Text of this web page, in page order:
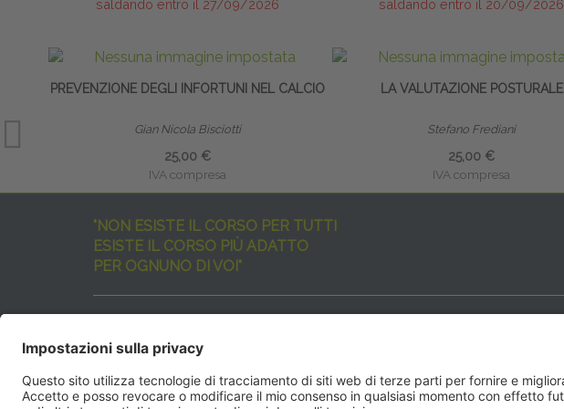
saldando entro il 27/09/2026
saldando entro il 20/09/2026
PREVENZIONE DEGLI INFORTUNI NEL CALCIO
Gian Nicola Bisciotti
25,00 €
IVA compresa
LA VALUTAZIONE POSTURALE
Stefano Frediani
25,00 €
IVA compresa
"NON ESISTE IL CORSO PER TUTTI
ESISTE IL CORSO PIÙ ADATTO
PER OGNUNO DI VOI"
ma rispondenti a diverse esigenze formative
e di aggiornamento professionale.
EdiAcademyvuole aiutarvi nella scelta dell’evento ideale
SEGUICI QUI: